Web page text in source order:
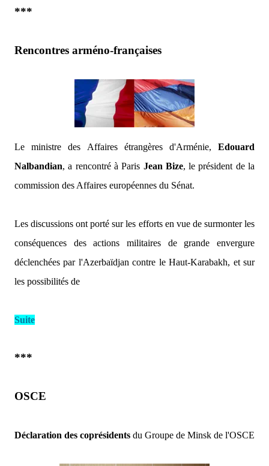
***
Rencontres arméno-françaises
Le ministre des Affaires étrangères d'Arménie, Edouard
Nalbandian, a rencontré à Paris Jean Bize, le président de la
commission des Affaires européennes du Sénat.
Les discussions ont porté sur les efforts en vue de surmonter les
conséquences des actions militaires de grande envergure
déclenchées par l'Azerbaïdjan contre le Haut-Karabakh, et sur
les possibilités de
Suite
***
OSCE
Déclaration des coprésidents du Groupe de Minsk de l'OSCE